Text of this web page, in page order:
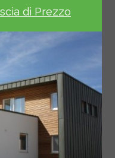
di Prezzo